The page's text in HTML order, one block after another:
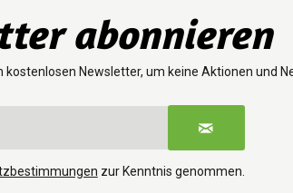
abonnieren
kostenlosen Newsletter, um keine Aktionen und
zur Kenntnis genommen.